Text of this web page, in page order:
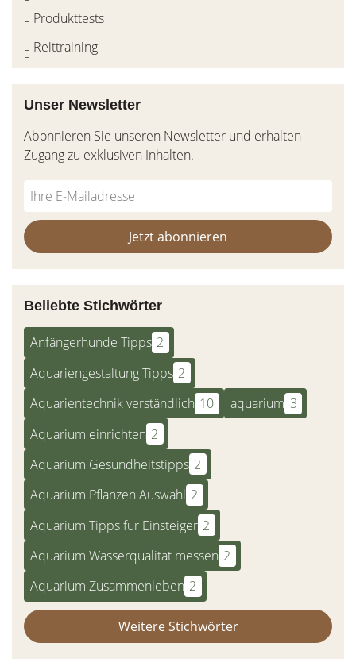
Produkttests
Reittraining
Unser Newsletter
Abonnieren Sie unseren Newsletter und erhalten
Zugang zu exklusiven Inhalten.
Do
not
fill
this
field
*Ihre
E-
Mailadresse:
Jetzt abonnieren
Beliebte Stichwörter
Anfängerhunde Tipps 2
Aquariengestaltung Tipps 2
Aquarientechnik verständlich 10 aquarium 3
Aquarium einrichten 2
Aquarium Gesundheitstipps 2
Aquarium Pflanzen Auswahl 2
Aquarium Tipps für Einsteiger 2
Aquarium Wasserqualität messen 2
Aquarium Zusammenleben 2
Weitere Stichwörter